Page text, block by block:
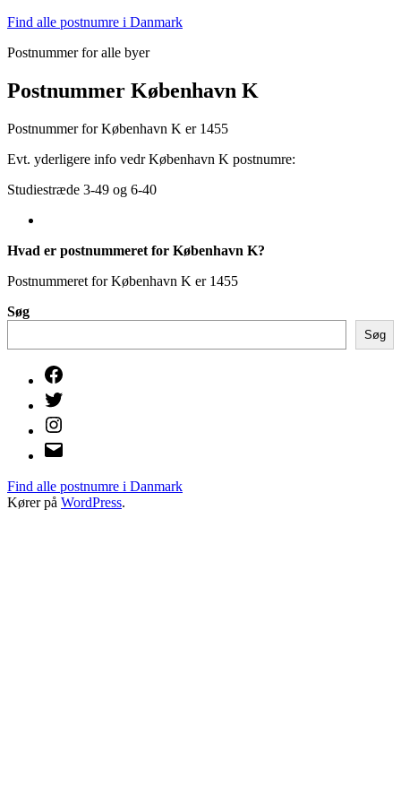
Fortsæt
indhold
Find alle postnumre i Danmark
Postnummer for alle byer
Postnummer København K
Postnummer for København K er 1455
Evt. yderligere info vedr København K postnumre:
Studiestræde 3-49 og 6-40
Hvad er postnummeret for København K?
Postnummeret for København K er 1455
Søg
Søg
Find alle postnumre i Danmark
Kører på WordPress.